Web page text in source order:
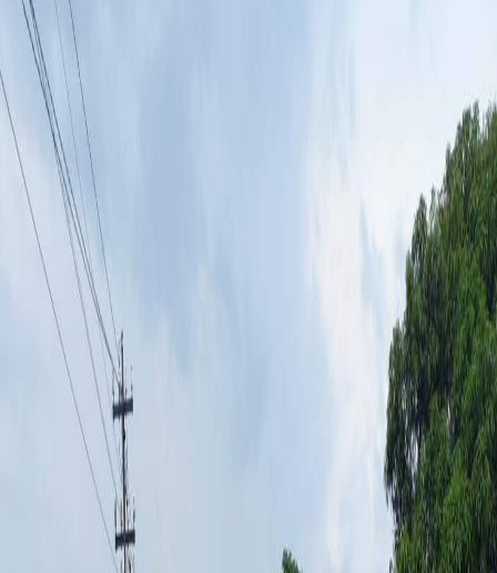
Sastra
Literasi Umat